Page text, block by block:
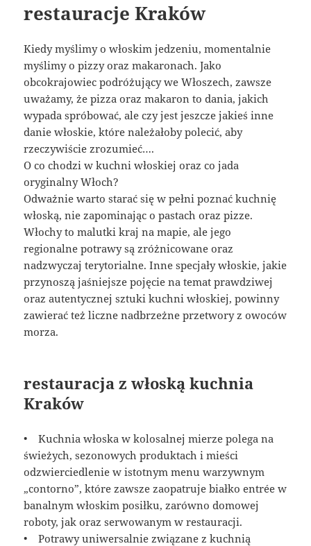
restauracje Kraków
Kiedy myślimy o włoskim jedzeniu, momentalnie
myślimy o pizzy oraz makaronach. Jako
obcokrajowiec podróżujący we Włoszech, zawsze
uważamy, że pizza oraz makaron to dania, jakich
wypada spróbować, ale czy jest jeszcze jakieś inne
danie włoskie, które należałoby polecić, aby
rzeczywiście zrozumieć….
O co chodzi w kuchni włoskiej oraz co jada
oryginalny Włoch?
Odważnie warto starać się w pełni poznać kuchnię
włoską, nie zapominając o pastach oraz pizze.
Włochy to malutki kraj na mapie, ale jego
regionalne potrawy są zróżnicowane oraz
nadzwyczaj terytorialne. Inne specjały włoskie, jakie
przynoszą jaśniejsze pojęcie na temat prawdziwej
oraz autentycznej sztuki kuchni włoskiej, powinny
zawierać też liczne nadbrzeżne przetwory z owoców
morza.
restauracja z włoską kuchnia
Kraków
• Kuchnia włoska w kolosalnej mierze polega na
świeżych, sezonowych produktach i mieści
odzwierciedlenie w istotnym menu warzywnym
„contorno”, które zawsze zaopatruje białko entrée w
banalnym włoskim posiłku, zarówno domowej
roboty, jak oraz serwowanym w restauracji.
• Potrawy uniwersalnie związane z kuchnią